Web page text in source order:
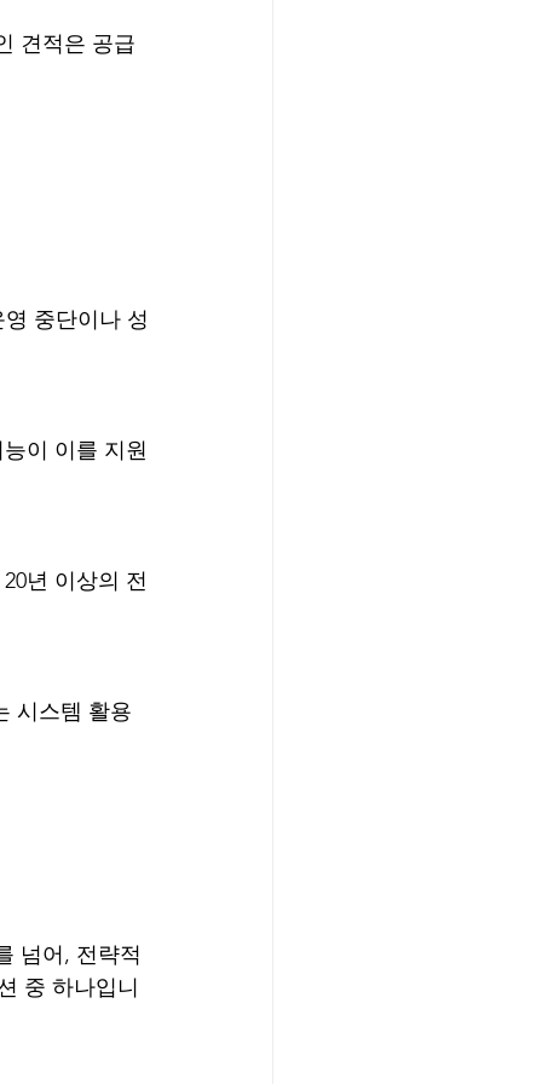
견적은 공급
넘어, 전략적
중 하나입니